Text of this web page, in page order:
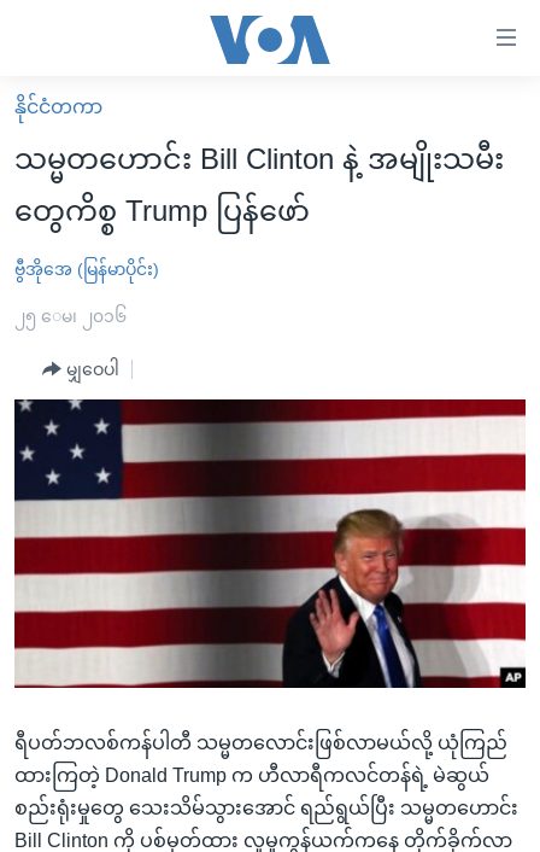
လွယ်ကူ
စေ
သည့်
Link
များ
ပင်မ
ကျော်
ကြည့်
ညွန်း
စာမျက်နှာ
သို့
ရန်
ရှာဖွေ
ရန်
နေရာ
မူလစာမျက်နှာ
မြန်မာ
ကမ္ဘာ့သတင်းများ
နိုင်ငံတကာ
အမေရိကန်
အစ္စရေး-ပါလက်စတိုင်း
ဗွီဒီယို
သတင်းလွတ်လပ်ခွင့်
အင်္ဂလိပ်စာလေ့လာမယ်
အမေရိကန်သုံးအီဒီယံ
မကြေးမုံရဲ့ အင်္ဂလိပ်စာ
အပတ်စဉ်ကဏ္ဍများ
ရေဒီယို
ရေဒီယိုနှင့်ရုပ်သံ အချက်အလက်များ
Learning English
ဗွီအိုအေ လူမှုကွန်ယက်များ
ဘာသာစကားများ
နိုင်ငံတကာ
သမ္မတဟောင်း Bill Clinton နဲ့ အမျိုးသမီး
တွေကိစ္စ Trump ပြန်ဖော်
ဗွီအိုအေ (မြန်မာပိုင်း)
၂၅ ေမ၊ ၂၀၁၆
မျှဝေပါ
ရီပတ်ဘလစ်ကန်ပါတီ သမ္မတလောင်းဖြစ်လာမယ်လို့ ယုံကြည်
ထားကြတဲ့ Donald Trump က ဟီလာရီကလင်တန်ရဲ့ မဲဆွယ်
စည်းရုံးမှုတွေ သေးသိမ်သွားအောင် ရည်ရွယ်ပြီး သမ္မတဟောင်း
Bill Clinton ကို ပစ်မှတ်ထား လူမှုကွန်ယက်ကနေ တိုက်ခိုက်လာ